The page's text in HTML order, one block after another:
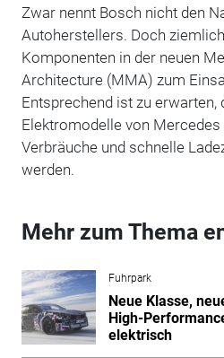
Zwar nennt Bosch nicht den
Autoherstellers. Doch
Komponenten in der neuen
Architecture (MMA) zum
Entsprechend ist zu
Elektromodelle von
Verbräuche und schnelle
werden.
Mehr zum Thema
Fuhrpark
Neue Klasse,
High-
elektrisch